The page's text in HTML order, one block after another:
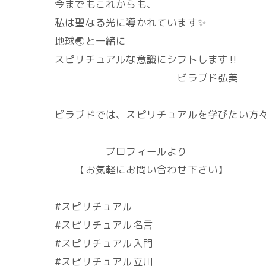
今までもこれからも、
私は聖なる光に導かれています✨
地球🌏️と一緒に
スピリチュアルな意識にシフトします‼️
ビラブド弘美
ビラブドでは、スピリチュアルを学びたい方
プロフィールより
【お気軽にお問い合わせ下さい】
#スピリチュアル
#スピリチュアル名言
#スピリチュアル入門
#スピリチュアル立川